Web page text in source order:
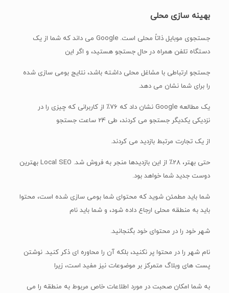
بهینه سازی محلی
جستجوی موبایل ذاتاً محلی است. Google می داند که شما از یک
دستگاه تلفن همراه در حال جستجو هستید، و اگر این
جستجو ارتباطی با مشاغل محلی داشته باشد، نتایج بومی سازی شده
را برای شما نشان می دهد.
یک مطالعه Google نشان داد که 76٪ از کاربرانی که چیزی را در
نزدیکی یکدیگر جستجو می کردند، طی 24 ساعت جستجو
از یک تجارت مرتبط بازدید می کردند.
حتی بهتر، 28٪ از این بازدیدها منجر به فروش شد. Local SEO بهترین
دوست جدید شما خواهد بود.
شما باید مطمئن شوید که محتوای شما بومی سازی شده است، محتوا
باید به منطقه محلی ارجاع داده شود، و شما باید نام
شهر خود را در محتوای خود بگنجانید.
نام شهر را در محتوا پر نکنید، بلکه آن را محاوره ای ذکر کنید. نوشتن
پست های وبلاگ متمرکز بر موضوعات نیز مفید است، زیرا
به شما امکان صحبت در مورد اطلاعات خاص مربوط به منطقه را می